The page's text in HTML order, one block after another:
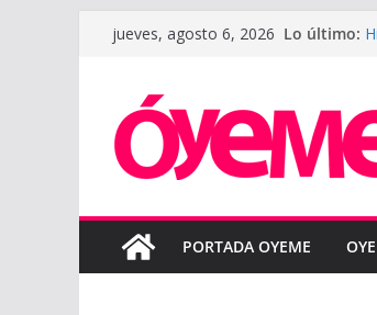
Saltarjueves, agosto 6, 2026 Lo último:
PORTADA OYEME